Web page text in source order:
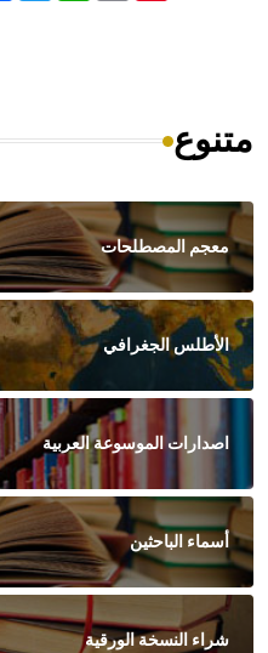
متنوع
معجم المصطلحات
الأطلس الجغرافي
اصدارات الموسوعة العربية
أسماء الباحثين
شراء النسخة الورقية